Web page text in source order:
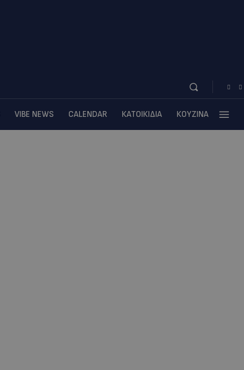
VIBE NEWS CALENDAR ΚΑΤΟΙΚΙΔΙΑ ΚΟΥΖΙΝΑ